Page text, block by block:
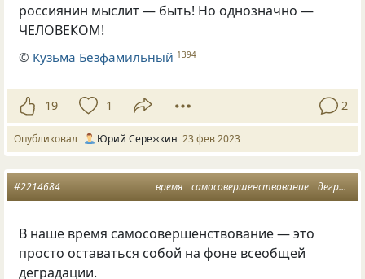
россиянин мыслит — быть! Но однозначно —
ЧЕЛОВЕКОМ!
© Кузьма Безфамильный 1394
19 1 2
Опубликовал Юрий Сережкин 23 фев 2023
время самосовершенствование деградация
#2214684
В наше время самосовершенствование — это
просто оставаться собой на фоне всеобщей
деградации.